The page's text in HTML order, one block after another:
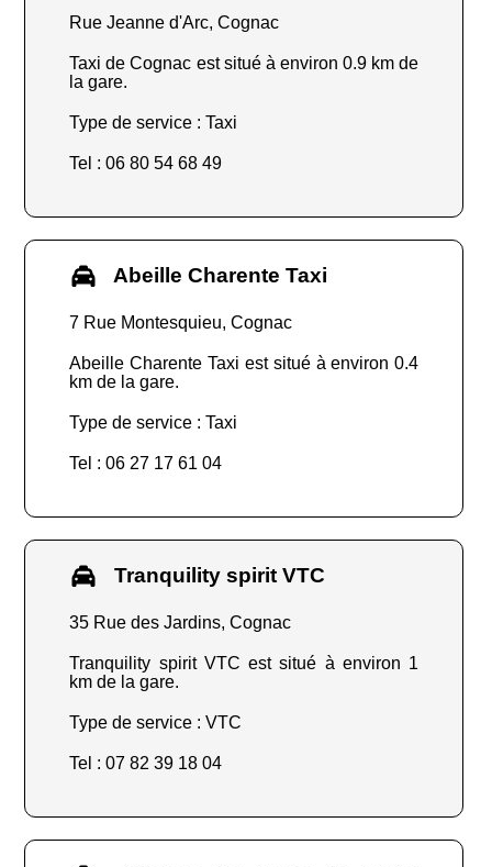
Rue Jeanne d'Arc, Cognac
Taxi de Cognac est situé à environ 0.9 km de
la gare.
Type de service : Taxi
Tel : 06 80 54 68 49
Abeille Charente Taxi
7 Rue Montesquieu, Cognac
Abeille Charente Taxi est situé à environ 0.4
km de la gare.
Type de service : Taxi
Tel : 06 27 17 61 04
Tranquility spirit VTC
35 Rue des Jardins, Cognac
Tranquility spirit VTC est situé à environ 1
km de la gare.
Type de service : VTC
Tel : 07 82 39 18 04